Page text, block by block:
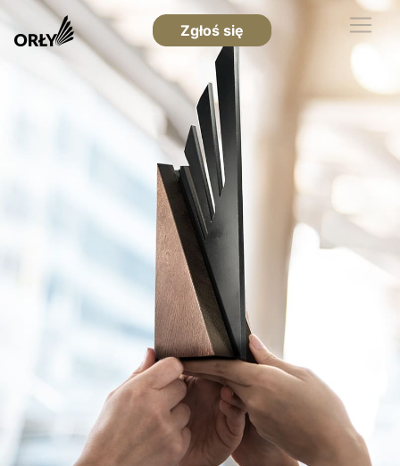
Zgłoś się